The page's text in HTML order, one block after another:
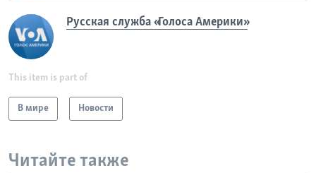
Русская служба «Голоса Америки»
This item is part of
В мире Новости
Читайте также